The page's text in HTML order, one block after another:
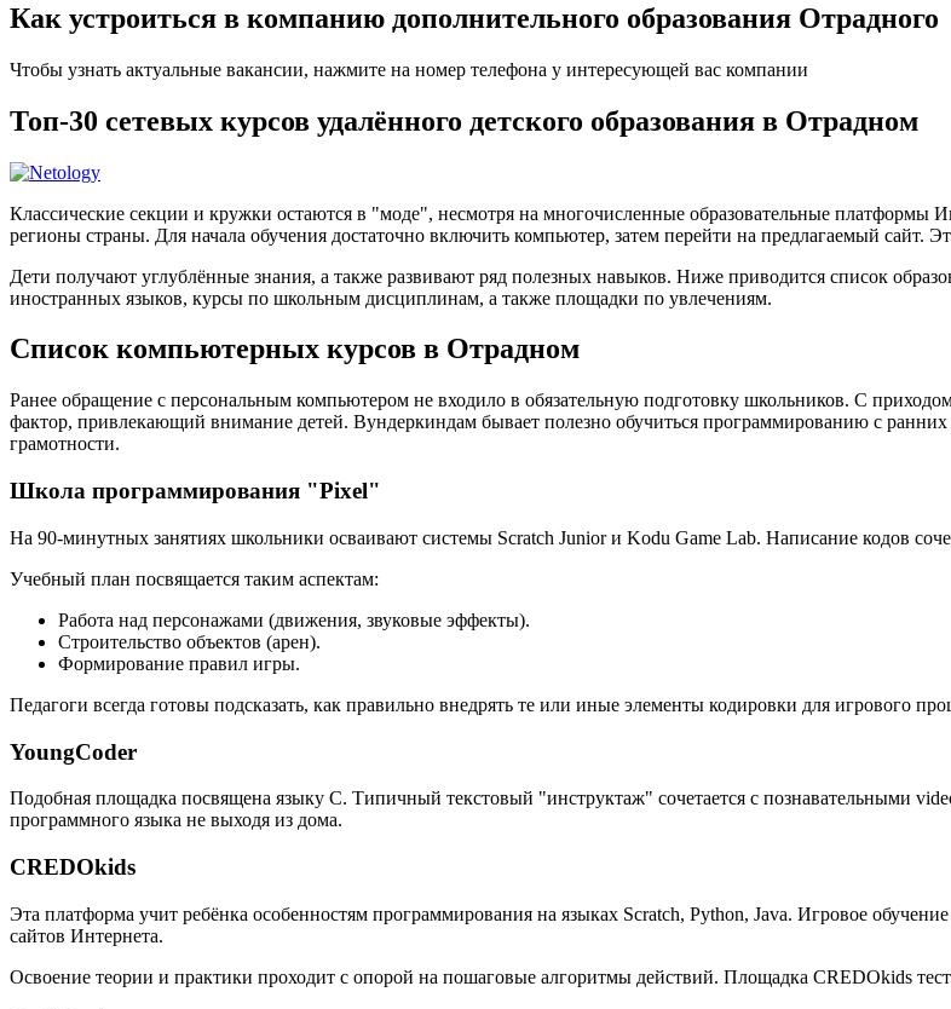
Как устроиться в компанию дополнительного образования Отрадного
Чтобы узнать актуальные вакансии, нажмите на номер телефона у интересующей вас компании
Топ-30 сетевых курсов удалённого детского образования в Отрадном
Классические секции и кружки остаются в "моде", несмотря на многочисленные образовательные платформы
регионы страны. Для начала обучения достаточно включить компьютер, затем перейти на предлагаемый сайт.
Дети получают углублённые знания, а также развивают ряд полезных навыков. Ниже приводится список
иностранных языков, курсы по школьным дисциплинам, а также площадки по увлечениям.
Список компьютерных курсов в Отрадном
Ранее обращение с персональным компьютером не входило в обязательную подготовку школьников. С
фактор, привлекающий внимание детей. Вундеркиндам бывает полезно обучиться программированию с
грамотности.
Школа программирования "Pixel"
На 90-минутных занятиях школьники осваивают системы Scratch Junior и Kodu Game Lab. Написание кодов
Учебный план посвящается таким аспектам:
Работа над персонажами (движения, звуковые эффекты).
Строительство объектов (арен).
Формирование правил игры.
Педагоги всегда готовы подсказать, как правильно внедрять те или иные элементы кодировки для игрового
YoungCoder
Подобная площадка посвящена языку C. Типичный текстовый "инструктаж" сочетается с познавательными
программного языка не выходя из дома.
CREDOkids
Эта платформа учит ребёнка особенностям программирования на языках Scratch, Python, Java. Игровое
сайтов Интернета.
Освоение теории и практики проходит с опорой на пошаговые алгоритмы действий. Площадка CREDOkids